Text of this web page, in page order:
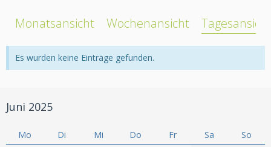
Monatsansicht Wochenansicht Tagesansicht
Es wurden keine Einträge gefunden.
Juni 2025
Mo Di Mi Do Fr Sa
So